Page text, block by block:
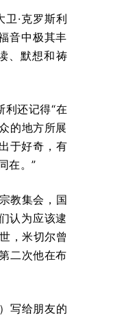
·克罗斯利
音中极其丰
、默想和祷
利还记得“在
的地方所展
于好奇，有
在。”
教集会，国
认为应该逮
，米切尔曾
二次他在布
写给朋友的